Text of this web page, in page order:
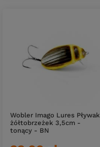
Wobler Imago Lures Pływak
żółtobrzeżek 3,5cm -
tonący - BN